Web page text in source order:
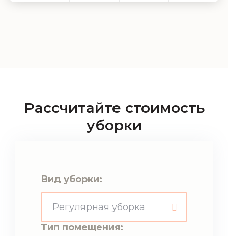
Рассчитайте стоимость
уборки
Вид уборки:
Тип помещения: